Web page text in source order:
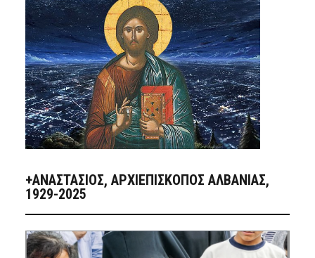
+ΑΝΑΣΤΆΣΙΟΣ, ΑΡΧΙΕΠΊΣΚΟΠΟΣ ΑΛΒΑΝΊΑΣ,
1929-2025